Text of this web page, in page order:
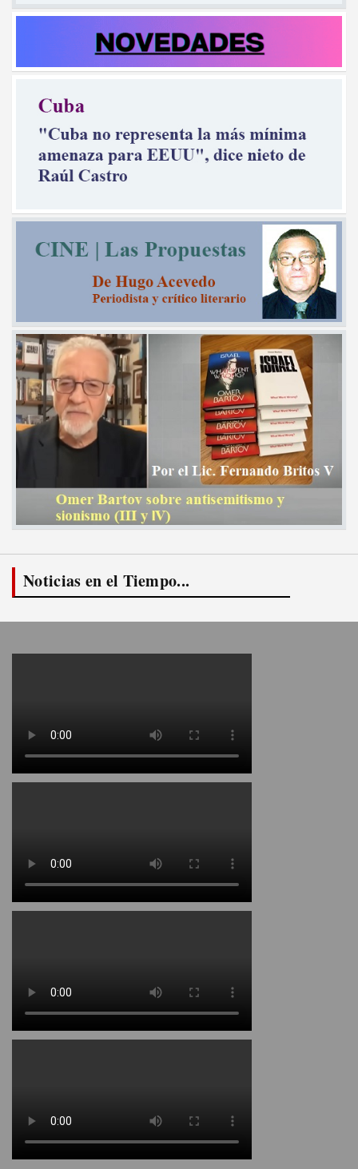
Noticias en el Tiempo...